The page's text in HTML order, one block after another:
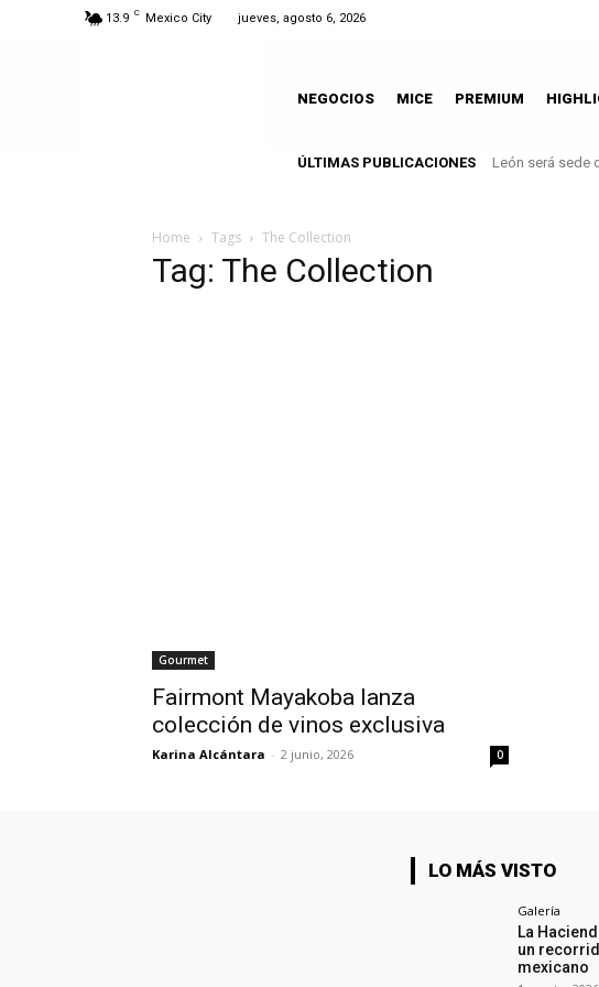
13.9 C Mexico City jueves, agosto 6, 2026
NEGOCIOS MICE PREMIUM
ÚLTIMAS PUBLICACIONES León será sede
Home Tags The Collection
Tag: The Collection
Gourmet
Fairmont Mayakoba lanza
colección de vinos exclusiva
Karina Alcántara - 2 junio, 2026 0
LO MÁS VISTO
Galería
La
un
mexicano